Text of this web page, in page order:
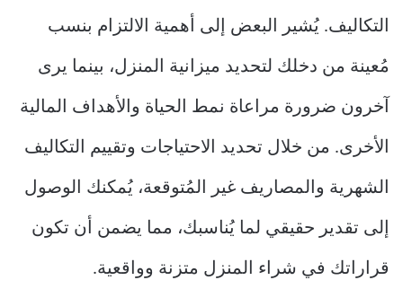
التكاليف. يُشير البعض إلى أهمية الالتزام بنسب
مُعينة من دخلك لتحديد ميزانية المنزل، بينما يرى
آخرون ضرورة مراعاة نمط الحياة والأهداف المالية
الأخرى. من خلال تحديد الاحتياجات وتقييم التكاليف
الشهرية والمصاريف غير المُتوقعة، يُمكنك الوصول
إلى تقدير حقيقي لما يُناسبك، مما يضمن أن تكون
قراراتك في شراء المنزل متزنة وواقعية.